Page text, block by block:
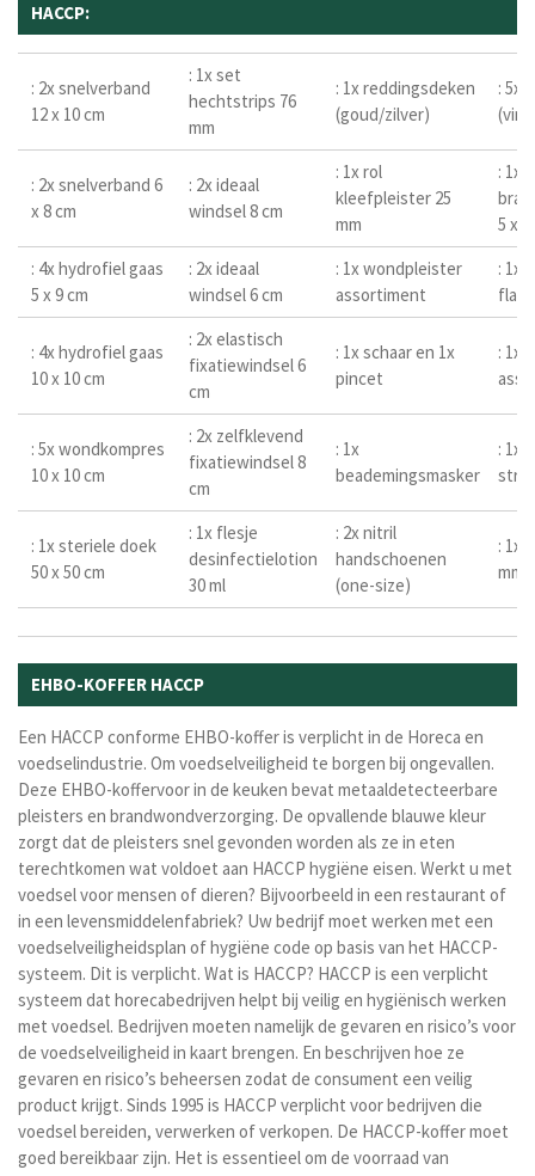
HACCP:
: 2x snelverband
12 x 10 cm
: 1x set
hechtstrips 76
mm
: 1x reddingsdeken
(goud/zilver)
: 5x
: 2x snelverband 6
x 8 cm
: 2x ideaal
windsel 8 cm
: 1x rol
kleefpleister 25
mm
: 1x
5 x
: 4x hydrofiel gaas
5 x 9 cm
: 2x ideaal
windsel 6 cm
: 1x wondpleister
assortiment
: 1x
: 4x hydrofiel gaas
10 x 10 cm
: 2x elastisch
fixatiewindsel 6
cm
: 1x schaar en 1x
pincet
: 1x
: 5x wondkompres
10 x 10 cm
: 2x zelfklevend
fixatiewindsel 8
cm
: 1x
beademingsmasker
: 1x
: 1x steriele doek
50 x 50 cm
: 1x flesje
desinfectielotion
30 ml
: 2x nitril
handschoenen
(one-size)
: 1x
mm
EHBO-KOFFER HACCP
Een HACCP conforme EHBO-koffer is verplicht in de Horeca en
voedselindustrie. Om voedselveiligheid te borgen bij ongevallen.
Deze EHBO-koffervoor in de keuken bevat metaaldetecteerbare
pleisters en brandwondverzorging. De opvallende blauwe kleur
zorgt dat de pleisters snel gevonden worden als ze in eten
terechtkomen wat voldoet aan HACCP hygiëne eisen. Werkt u met
voedsel voor mensen of dieren? Bijvoorbeeld in een restaurant of
in een levensmiddelenfabriek? Uw bedrijf moet werken met een
voedselveiligheidsplan of hygiëne code op basis van het HACCP-
systeem. Dit is verplicht. Wat is HACCP? HACCP is een verplicht
systeem dat horecabedrijven helpt bij veilig en hygiënisch werken
met voedsel. Bedrijven moeten namelijk de gevaren en risico’s voor
de voedselveiligheid in kaart brengen. En beschrijven hoe ze
gevaren en risico’s beheersen zodat de consument een veilig
product krijgt. Sinds 1995 is HACCP verplicht voor bedrijven die
voedsel bereiden, verwerken of verkopen. De HACCP-koffer moet
goed bereikbaar zijn. Het is essentieel om de voorraad van